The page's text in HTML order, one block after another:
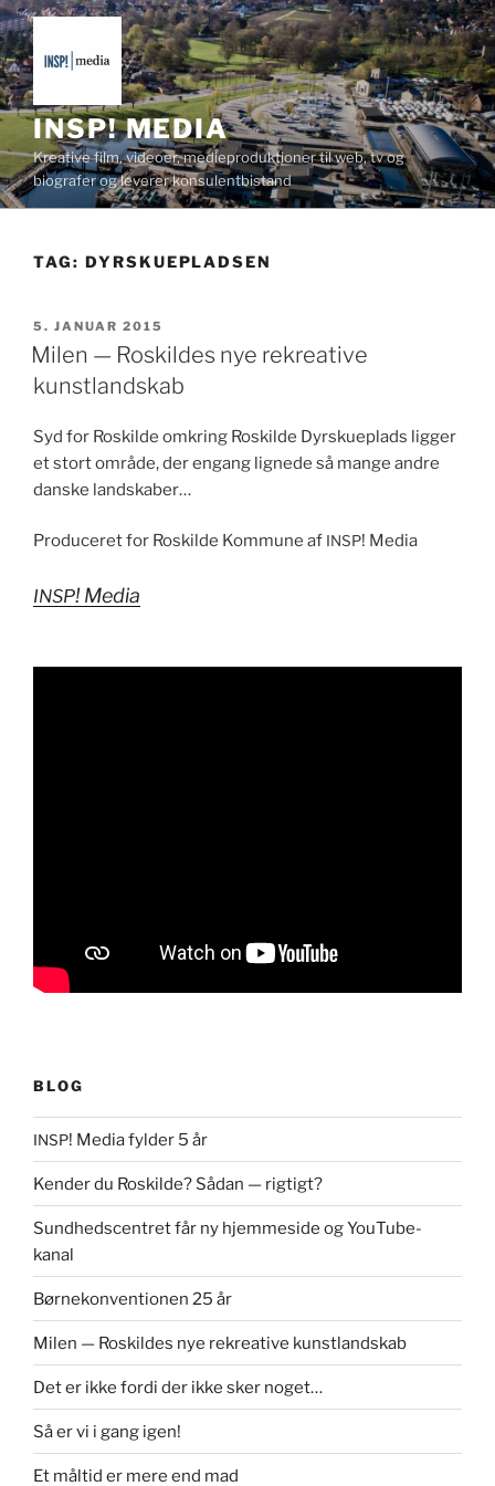
Videre
til
indhold
INSP! MEDIA
Kreative film, videoer, medieproduktioner til web, tv og
biografer og leverer konsulentbistand
TAG: DYRSKUEPLADSEN
UDGIVET
DEN
5. JANUAR 2015
Milen — Roskildes nye rekreative
kunstlandskab
Syd for Roskilde omkring Roskilde Dyrskue­plads lig­ger
et stort område, der engang lignede så mange andre
danske landskaber…
Pro­duc­eret for Roskilde Kom­mune af INSP! Media
INSP! Media
BLOG
INSP! Media fylder 5 år
Kender du Roskilde? Sådan — rigtigt?
Sundhedscentret får ny hjemmeside og YouTube-
kanal
Børnekonventionen 25 år
Milen — Roskildes nye rekreative kunstlandskab
Det er ikke fordi der ikke sker noget…
Så er vi i gang igen!
Et måltid er mere end mad